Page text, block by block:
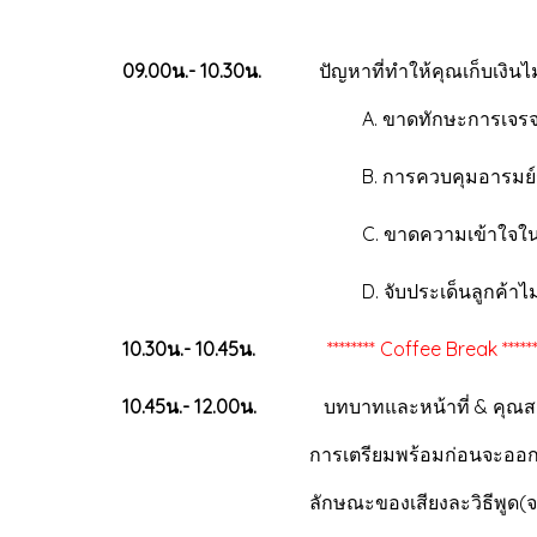
09.00น.- 10.30น.
ปัญหาที่ทำให้คุณ
A. ขาดทักษะการเจรจากั
B. การควบคุมอารมย์ระหว่า
C. ขาดความเข้าใจในข้อสัญ
D. จับประเด็นลูกค้าไม่ได้
10.30น.- 10.45น. ******** Coffee Break
10.45น.- 12.00น.
บทบาทและหน้าที่
การเตรียมพ
ลักษณะของเสียงละวิธีพูด